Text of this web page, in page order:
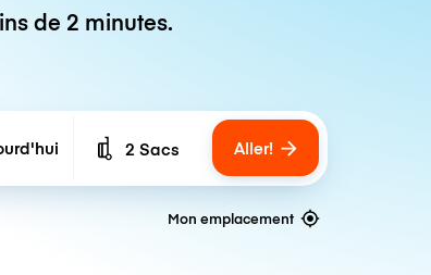
de 2 minutes.
Number of bags
2 Sacs Aller!
Mon emplacement